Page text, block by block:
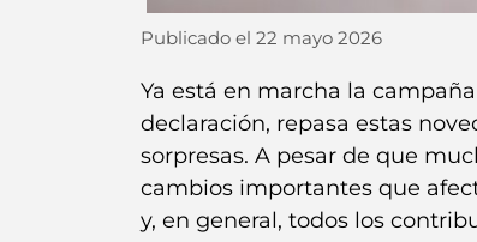
Publicado el 22 mayo 2026
Ya está en marcha la
declaración, repasa estas
sorpresas. A pesar de que
cambios importantes que
y, en general, todos los